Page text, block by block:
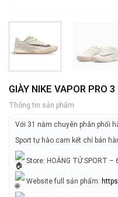
GIÀY NIKE VAPOR PRO
Thông tin sản phẩm
Với 31 năm chuyên phân phối
Sport tự hào cam kết chỉ bán
Store: HOÀNG TỬ SPORT –
Website full sản phẩm: